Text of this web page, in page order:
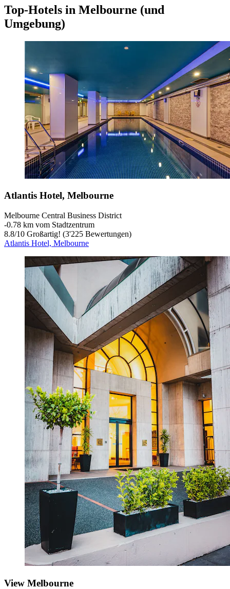
Top-Hotels in Melbourne (und
Umgebung)
Atlantis Hotel, Melbourne
Melbourne Central Business District
‐0.78 km vom Stadtzentrum
8.8/10 Großartig! (3'225 Bewertungen)
Atlantis Hotel, Melbourne
View Melbourne